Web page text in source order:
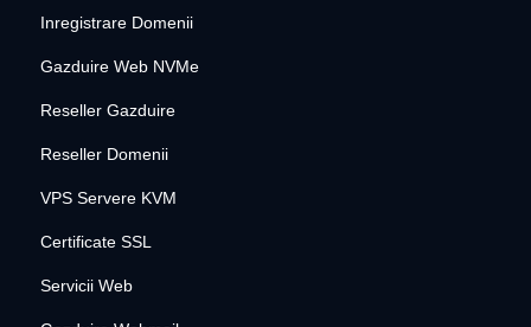
Inregistrare Domenii
Gazduire Web NVMe
Reseller Gazduire
Reseller Domenii
VPS Servere KVM
Certificate SSL
Servicii Web